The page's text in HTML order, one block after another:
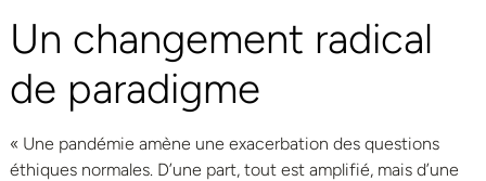
Un changement radical
de paradigme
« Une pandémie amène une exacerbation des questions
éthiques normales. D’une part, tout est amplifié, mais d’une